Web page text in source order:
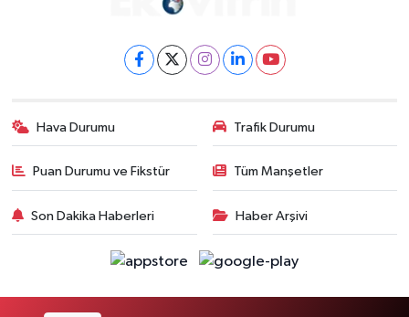
Hava Durumu Trafik Durumu
Puan Durumu ve Fikstür Tüm Manşetler
Son Dakika Haberleri Haber Arşivi